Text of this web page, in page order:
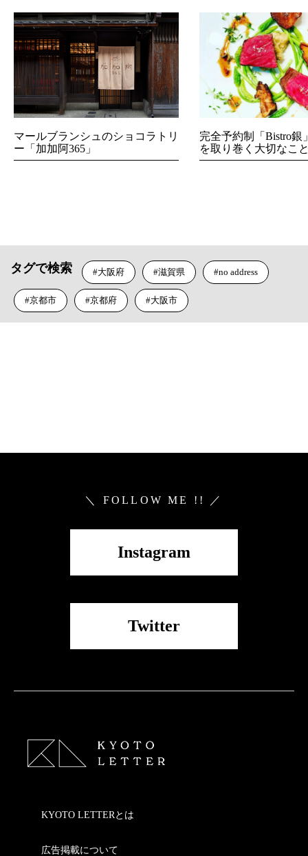
マールブランシュのショコラトリ
ー「加加阿365」
完全予約制「Bistro銀
を取り巻く大切なこ
タグで検索 大阪府 滋賀県 no address
京都市 京都府 大阪市
＼ FOLLOW ME !! ／
Instagram
Twitter
KYOTO LETTERとは
広告掲載について